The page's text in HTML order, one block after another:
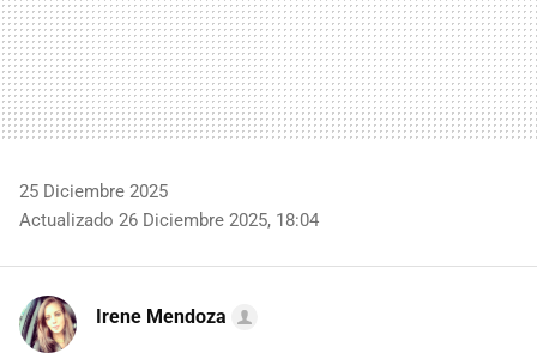
25 Diciembre 2025
Actualizado 26 Diciembre 2025, 18:04
Irene Mendoza